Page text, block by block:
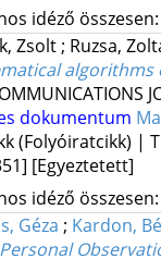
idéző
Zsolt; Ruzsa,
dokumentum
(Folyóiratcikk) |
[Egyeztetett]
idéző
Géza ; Kardon,